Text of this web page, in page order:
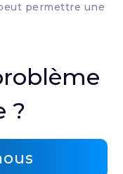
permettre une
?